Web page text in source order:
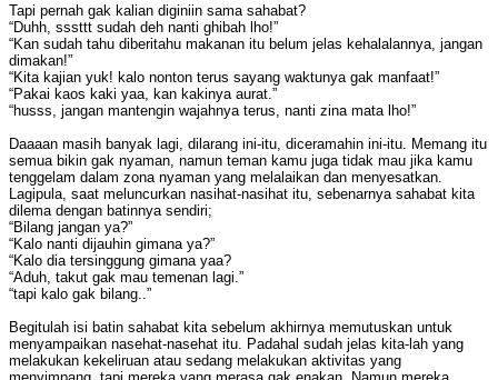
Tapi pernah gak kalian diginiin sama sahabat?
“Duhh, sssttt sudah deh nanti ghibah lho!”
“Kan sudah tahu diberitahu makanan itu belum jelas kehalalannya, jangan
dimakan!”
“Kita kajian yuk! kalo nonton terus sayang waktunya gak manfaat!”
“Pakai kaos kaki yaa, kan kakinya aurat.”
“husss, jangan mantengin wajahnya terus, nanti zina mata lho!”
Daaaan masih banyak lagi, dilarang ini-itu, diceramahin ini-itu. Memang itu
semua bikin gak nyaman, namun teman kamu juga tidak mau jika kamu
tenggelam dalam zona nyaman yang melalaikan dan menyesatkan.
Lagipula, saat meluncurkan nasihat-nasihat itu, sebenarnya sahabat kita
dilema dengan batinnya sendiri;
“Bilang jangan ya?”
“Kalo nanti dijauhin gimana ya?”
“Kalo dia tersinggung gimana yaa?
“Aduh, takut gak mau temenan lagi.”
“tapi kalo gak bilang..”
Begitulah isi batin sahabat kita sebelum akhirnya memutuskan untuk
menyampaikan nasehat-nasehat itu. Padahal sudah jelas kita-lah yang
melakukan kekeliruan atau sedang melakukan aktivitas yang